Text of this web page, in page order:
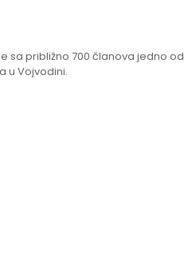
sa približno 700 članova jedno od
u Vojvodini.